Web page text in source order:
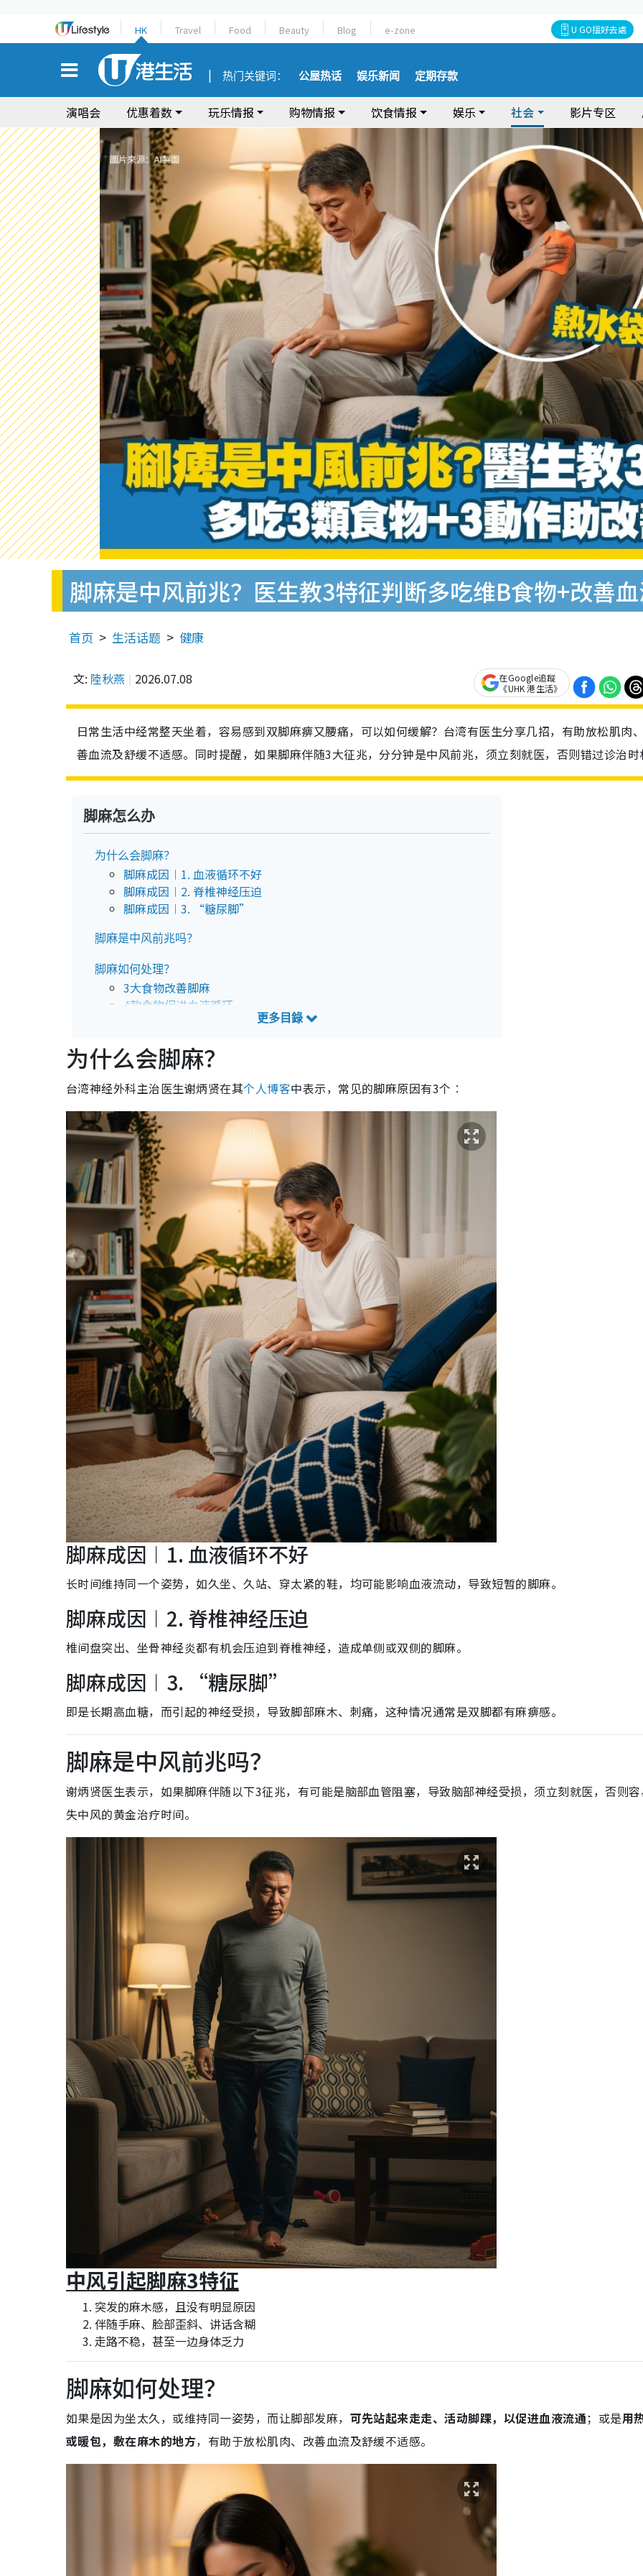
HK Travel Food Beauty Blog e-zone U GO搵好去處
热门关键词： 公屋热话 娱乐新闻 定期存款
演唱会 优惠着数 玩乐情报 购物情报 饮食情报 娱乐 社会 影片专区
脚麻是中风前兆？医生教3特征判断多吃维B食物+改善
首页 生活话题 健康
文: 陸秋燕 2026.07.08
在Google追蹤
《UHK 港生活》
日常生活中经常整天坐着，容易感到双脚麻痹又腰痛，可以如何缓解？台湾有医生分享几招，有助放松肌肉
善血流及舒缓不适感。同时提醒，如果脚麻伴随3大征兆，分分钟是中风前兆，须立刻就医，否则错过诊治时
脚麻怎么办
为什么会脚麻？
脚麻成因︱1. 血液循环不好
脚麻成因︱2. 脊椎神经压迫
脚麻成因︱3. “糖尿脚”
脚麻是中风前兆吗？
脚麻如何处理？
3大食物改善脚麻
4款食物促进血液循环
为什么会脚麻？
台湾神经外科主治医生谢炳贤在其个人博客中表示，常见的脚麻原因有3个︰
脚麻成因︱1. 血液循环不好
长时间维持同一个姿势，如久坐、久站、穿太紧的鞋，均可能影响血液流动，导致短暂的脚麻。
脚麻成因︱2. 脊椎神经压迫
椎间盘突出、坐骨神经炎都有机会压迫到脊椎神经，造成单侧或双侧的脚麻。
脚麻成因︱3. “糖尿脚”
即是长期高血糖，而引起的神经受损，导致脚部麻木、刺痛，这种情况通常是双脚都有麻痹感。
脚麻是中风前兆吗？
谢炳贤医生表示，如果脚麻伴随以下3征兆，有可能是脑部血管阻塞，导致脑部神经受损，须立刻就医，否则
失中风的黄金治疗时间。
中风引起脚麻3特征
突发的麻木感，且没有明显原因
伴随手麻、脸部歪斜、讲话含糊
走路不稳，甚至一边身体乏力
脚麻如何处理？
如果是因为坐太久，或维持同一姿势，而让脚部发麻， 可先站起来走走、活动脚踝，以促进血液流通；或是用
或暖包，敷在麻木的地方，有助于放松肌肉、改善血流及舒缓不适感。